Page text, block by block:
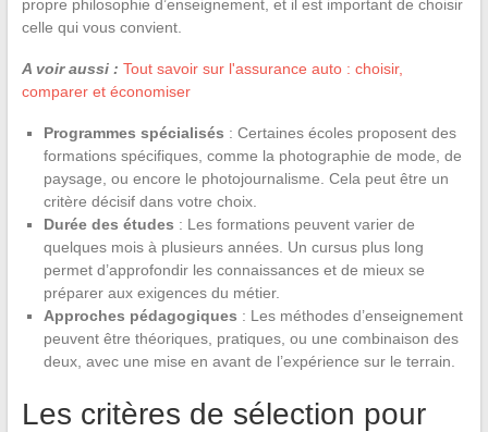
propre philosophie d’enseignement, et il est important de choisir
celle qui vous convient.
A voir aussi : Tout savoir sur l'assurance auto : choisir,
comparer et économiser
Programmes spécialisés : Certaines écoles proposent des
formations spécifiques, comme la photographie de mode, de
paysage, ou encore le photojournalisme. Cela peut être un
critère décisif dans votre choix.
Durée des études : Les formations peuvent varier de
quelques mois à plusieurs années. Un cursus plus long
permet d’approfondir les connaissances et de mieux se
préparer aux exigences du métier.
Approches pédagogiques : Les méthodes d’enseignement
peuvent être théoriques, pratiques, ou une combinaison des
deux, avec une mise en avant de l’expérience sur le terrain.
Les critères de sélection pour